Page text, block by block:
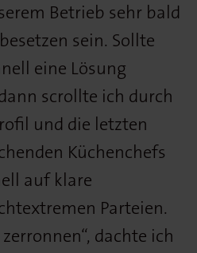
Betrieb sehr bald
sein. Sollte
eine Lösung
scrollte ich durch
und die letzten
Küchenchefs
auf klare
Parteien.
dachte ich